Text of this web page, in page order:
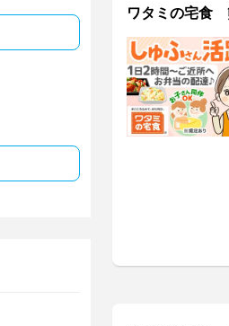
ワタミの宅食